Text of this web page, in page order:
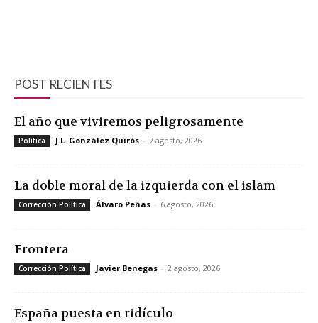
POST RECIENTES
El año que viviremos peligrosamente
Política J.L. González Quirós - 7 agosto, 2026
La doble moral de la izquierda con el islam
Corrección Política Álvaro Peñas - 6 agosto, 2026
Frontera
Corrección Política Javier Benegas - 2 agosto, 2026
España puesta en ridículo